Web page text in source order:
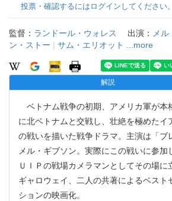
投票・確認するにはログインしてください。
監督： ランドール・ウォレス 出演： メル
ン・ストー | サム・エリオット ...more
解説
ベトナム戦争の初期、アメリカ軍が本
に北ベトナムと交戦し、壮絶を極めたイ
の戦いを描いた戦争ドラマ。主演は「ブ
メル・ギブソン。実際にこの戦いに参加
ＵＩＰの戦場カメラマンとしてその場に
ギャロウェイ、二人の共著によるベスト
ションの映画化。